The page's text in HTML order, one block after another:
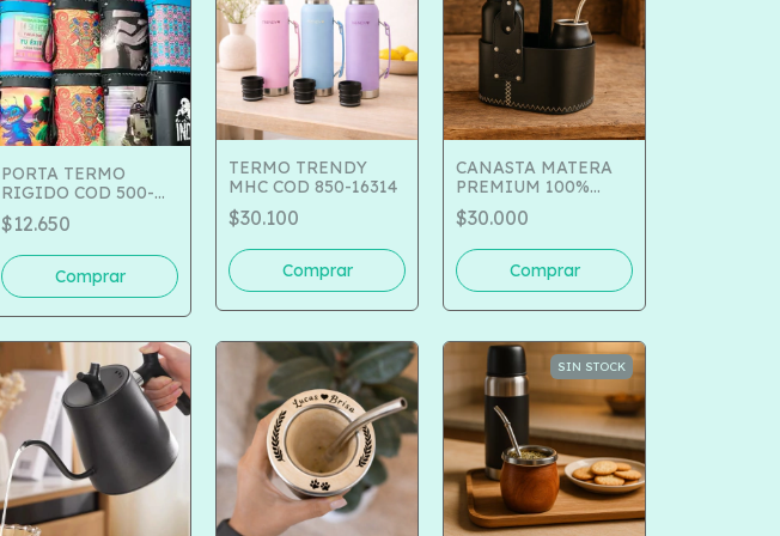
PORTA TERMO
RIGIDO COD 500-
181
$12.650
TERMO TRENDY
MHC COD 850-16314
$30.100
CANASTA MATERA
PREMIUM 100%
CUERO COD 190-246
$30.000
SIN STOCK